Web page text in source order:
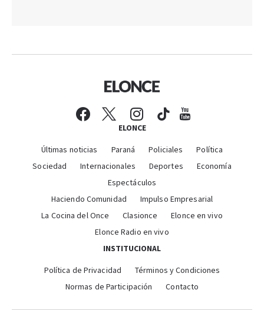
ELONCE
Últimas noticias Paraná Policiales
Política
Sociedad
Internacionales Deportes
Economía
Espectáculos
Haciendo Comunidad
Impulso Empresarial
La Cocina del Once
Clasionce
Elonce en vivo
Elonce Radio en vivo
INSTITUCIONAL
Política de Privacidad
Términos y Condiciones
Normas de Participación
Contacto